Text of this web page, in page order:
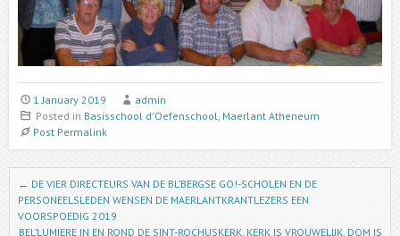
1 January 2019
admin
Posted in Basisschool d'Oefenschool, Maerlant Atheneum
Post Permalink
Post navigation
← DE VIER DIRECTEURS VAN DE BL’BERGSE GO!-SCHOLEN EN DE
PERSONEELSLEDEN WENSEN DE MAERLANTKRANTLEZERS EEN
VOORSPOEDIG 2019
BEL’LUMIERE IN EN ROND DE SINT-ROCHUSKERK. KERK IS VROUWELIJK. DOM IS